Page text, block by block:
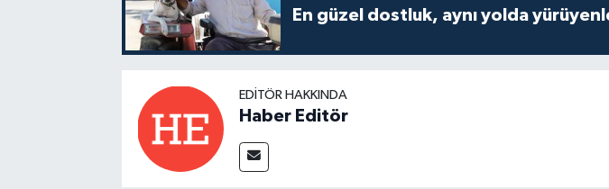
En güzel dostluk, aynı yolda
EDITÖR HAKKINDA
Haber Editör